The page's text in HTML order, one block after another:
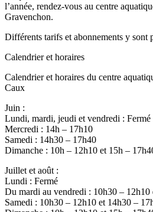
l’année, rendez-vous au centre
Gravenchon.
Différents tarifs et abonnements y sont
Calendrier et horaires
Calendrier et horaires du centre
Caux
Juin :
Lundi, mardi, jeudi et vendredi : Fermé
Mercredi : 14h – 17h10
Samedi : 14h30 – 17h40
Dimanche : 10h – 12h10 et 15h –
Juillet et août :
Lundi : Fermé
Du mardi au vendredi : 10h30 – 12h10
Samedi : 10h30 – 12h10 et 14h30 –